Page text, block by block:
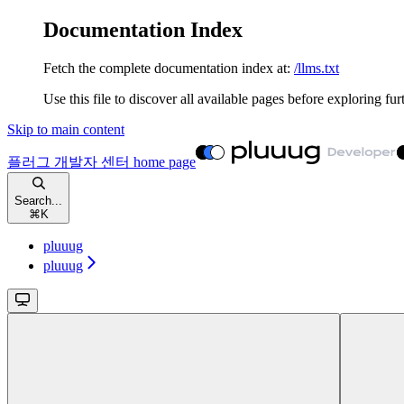
Documentation Index
Fetch the complete documentation index at: /llms.txt
Use this file to discover all available pages before exploring
Skip to main content
플러그 개발자 센터 home page
Search...
⌘ K
pluuug
pluuug